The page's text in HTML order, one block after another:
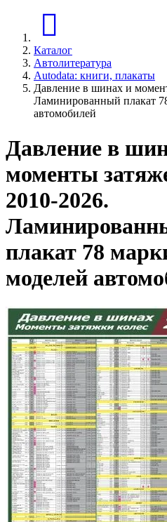
Каталог
Автолитература
Autodata: книги, плакаты
Давление в шинах и
Ламинированный плакат
автомобилей
Давление в
моменты
2010-2026.
плакат 78
моделей